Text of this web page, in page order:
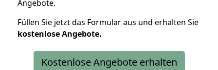
Angebote.
Füllen Sie jetzt das Formular aus und erhalten Sie
kostenloseAngebote.
Kostenlose Angebote erhalten